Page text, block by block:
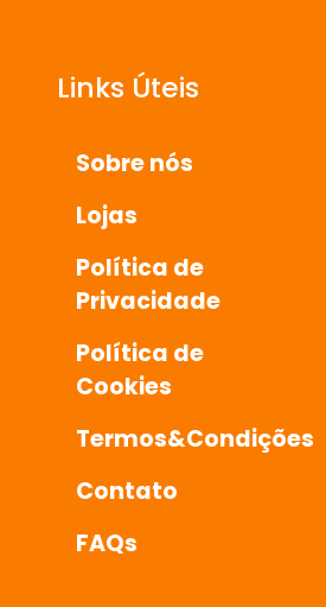
Links Úteis
Sobre nós
Lojas
Política de
Privacidade
Política de
Cookies
Termos&Condições
Contato
FAQs